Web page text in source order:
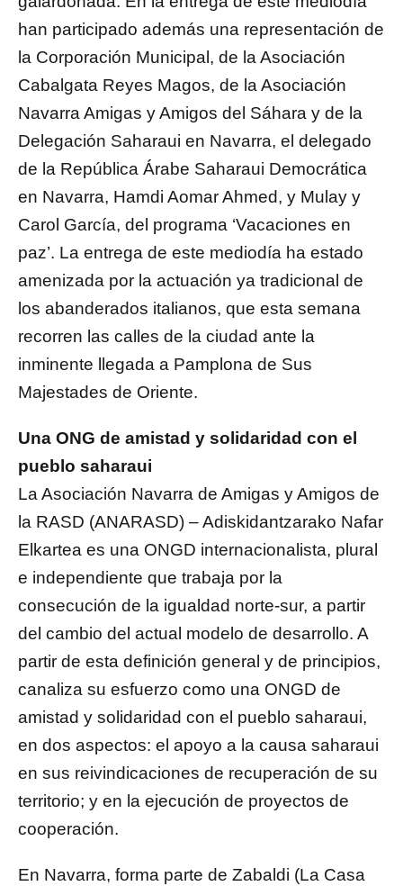
han participado además una representación de
la Corporación Municipal, de la Asociación
Cabalgata Reyes Magos, de la Asociación
Navarra Amigas y Amigos del Sáhara y de la
Delegación Saharaui en Navarra, el delegado
de la República Árabe Saharaui Democrática
en Navarra, Hamdi Aomar Ahmed, y Mulay y
Carol García, del programa ‘Vacaciones en
paz’. La entrega de este mediodía ha estado
amenizada por la actuación ya tradicional de
los abanderados italianos, que esta semana
recorren las calles de la ciudad ante la
inminente llegada a Pamplona de Sus
Majestades de Oriente.
Una ONG de amistad y solidaridad con el
pueblo saharaui
La Asociación Navarra de Amigas y Amigos de
la RASD (ANARASD) – Adiskidantzarako Nafar
Elkartea es una ONGD internacionalista, plural
e independiente que trabaja por la
consecución de la igualdad norte-sur, a partir
del cambio del actual modelo de desarrollo. A
partir de esta definición general y de principios,
canaliza su esfuerzo como una ONGD de
amistad y solidaridad con el pueblo saharaui,
en dos aspectos: el apoyo a la causa saharaui
en sus reivindicaciones de recuperación de su
territorio; y en la ejecución de proyectos de
cooperación.
En Navarra, forma parte de Zabaldi (La Casa